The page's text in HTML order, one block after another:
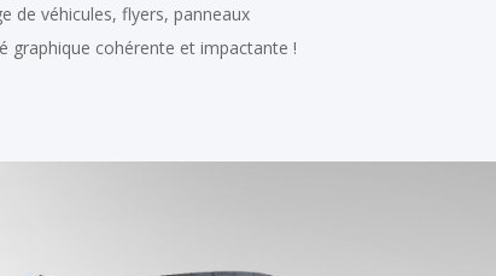
de véhicules, flyers, panneaux
graphique cohérente et impactante !